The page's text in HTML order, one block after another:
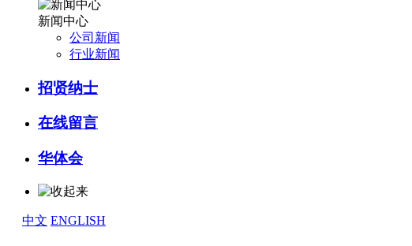
新闻中心
公司新闻
行业新闻
招贤纳士
在线留言
华体会
中文 ENGLISH